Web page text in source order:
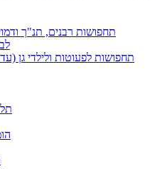
תחפושות רבנים, תנ"ך
תחפושות לפעוטות ולילדי גן (עד